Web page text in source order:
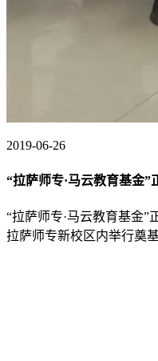
2019-06-26
“拉萨师专·马云教育基金”
“拉萨师专·马云教育基金”
拉萨师专新校区内举行奠基